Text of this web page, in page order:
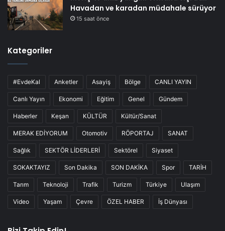
Havadan ve karadan müdahale sürüyor
15 saat önce
Kategoriler
#EvdeKal Anketler Asayiş Bölge CANLI YAYIN
Canlı Yayın Ekonomi Eğitim Genel Gündem
Haberler Keşan KÜLTÜR Kültür/Sanat
MERAK EDİYORUM Otomotiv RÖPORTAJ SANAT
Sağlık SEKTÖR LİDERLERİ Sektörel Siyaset
SOKAKTAYIZ Son Dakika SON DAKİKA Spor TARİH
Tarım Teknoloji Trafik Turizm Türkiye Ulaşım
Video Yaşam Çevre ÖZEL HABER İş Dünyası